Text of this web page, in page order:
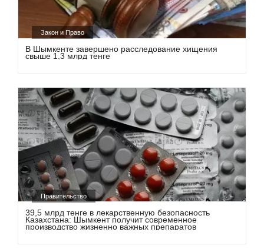
Закон и Право
В Шымкенте завершено расследование хищения
свыше 1,3 млрд тенге
Правительство
39,5 млрд тенге в лекарственную безопасность
Казахстана: Шымкент получит современное
производство жизненно важных препаратов